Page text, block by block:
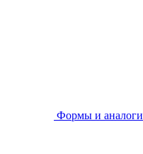
Формы и аналоги